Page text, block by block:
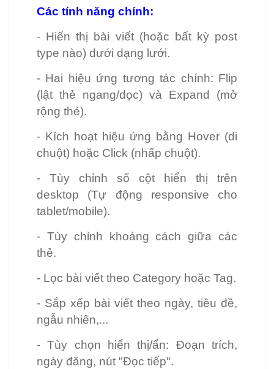
Các tính năng chính:
- Hiển thị bài viết (hoặc bất kỳ post
type nào) dưới dạng lưới.
- Hai hiệu ứng tương tác chính: Flip
(lật thẻ ngang/dọc) và Expand (mở
rộng thẻ).
- Kích hoạt hiệu ứng bằng Hover (di
chuột) hoặc Click (nhấp chuột).
- Tùy chỉnh số cột hiển thị trên
desktop (Tự động responsive cho
tablet/mobile).
- Tùy chỉnh khoảng cách giữa các
thẻ.
- Lọc bài viết theo Category hoặc Tag.
- Sắp xếp bài viết theo ngày, tiêu đề,
ngẫu nhiên,...
- Tùy chọn hiển thị/ẩn: Đoạn trích,
ngày đăng, nút "Đọc tiếp".